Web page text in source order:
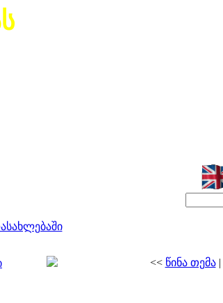
<< წინა თემა|